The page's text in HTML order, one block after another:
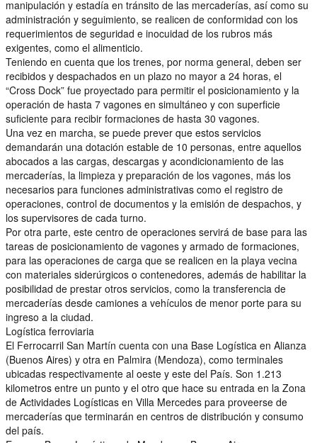
manipulación y estadía en tránsito de las mercaderías, así como su
administración y seguimiento, se realicen de conformidad con los
requerimientos de seguridad e inocuidad de los rubros más
exigentes, como el alimenticio.
Teniendo en cuenta que los trenes, por norma general, deben ser
recibidos y despachados en un plazo no mayor a 24 horas, el
“Cross Dock” fue proyectado para permitir el posicionamiento y la
operación de hasta 7 vagones en simultáneo y con superficie
suficiente para recibir formaciones de hasta 30 vagones.
Una vez en marcha, se puede prever que estos servicios
demandarán una dotación estable de 10 personas, entre aquellos
abocados a las cargas, descargas y acondicionamiento de las
mercaderías, la limpieza y preparación de los vagones, más los
necesarios para funciones administrativas como el registro de
operaciones, control de documentos y la emisión de despachos, y
los supervisores de cada turno.
Por otra parte, este centro de operaciones servirá de base para las
tareas de posicionamiento de vagones y armado de formaciones,
para las operaciones de carga que se realicen en la playa vecina
con materiales siderúrgicos o contenedores, además de habilitar la
posibilidad de prestar otros servicios, como la transferencia de
mercaderías desde camiones a vehículos de menor porte para su
ingreso a la ciudad.
Logística ferroviaria
El Ferrocarril San Martín cuenta con una Base Logística en Alianza
(Buenos Aires) y otra en Palmira (Mendoza), como terminales
ubicadas respectivamente al oeste y este del País. Son 1.213
kilometros entre un punto y el otro que hace su entrada en la Zona
de Actividades Logísticas en Villa Mercedes para proveerse de
mercaderías que terminarán en centros de distribución y consumo
del país.